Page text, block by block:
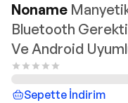
Noname
Bluetooth
Ve Android
Sepette İndirim